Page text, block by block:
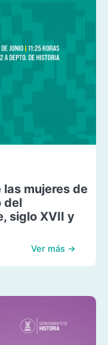
mujeres de
del
siglo XVII y
Ver más →